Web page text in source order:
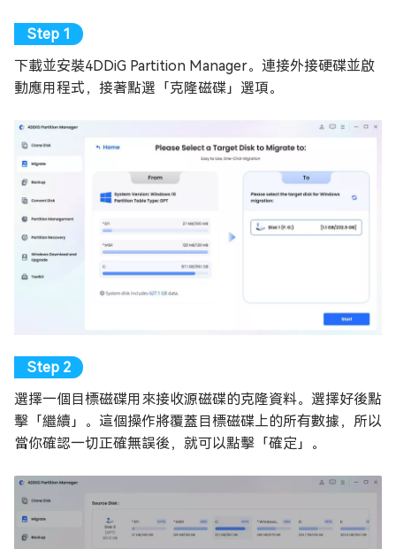
下載並安裝4DDiG Partition Manager。連接外接硬碟並啟
動應用程式，接著點選「克隆磁碟」選項。
選擇一個目標磁碟用來接收源磁碟的克隆資料。選擇好後點
擊「繼續」。這個操作將覆蓋目標磁碟上的所有數據，所以
當你確認一切正確無誤後，就可以點擊「確定」。